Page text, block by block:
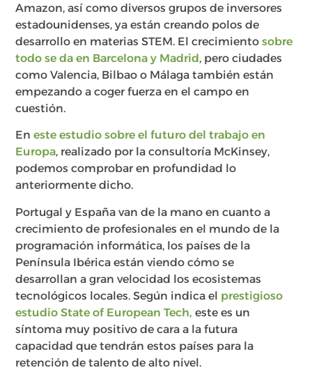
Amazon, así como diversos grupos de inversores
estadounidenses, ya están creando polos de
desarrollo en materias STEM. El crecimientosobre
todo se da en Barcelona y Madrid, pero ciudades
como Valencia, Bilbao o Málaga también están
empezando a coger fuerza en el campo en
cuestión.
Eneste estudio sobre el futuro del trabajo en
Europa, realizado por la consultoría McKinsey,
podemos comprobar en profundidad lo
anteriormente dicho.
Portugal y España van de la mano en cuanto a
crecimiento de profesionales en el mundo de la
programación informática, los países de la
Península Ibérica están viendo cómo se
desarrollan a gran velocidad los ecosistemas
tecnológicos locales. Según indica el prestigioso
estudio State of European Tech, este es un
síntoma muy positivo de cara a la futura
capacidad que tendrán estos países para la
retención de talento de alto nivel.